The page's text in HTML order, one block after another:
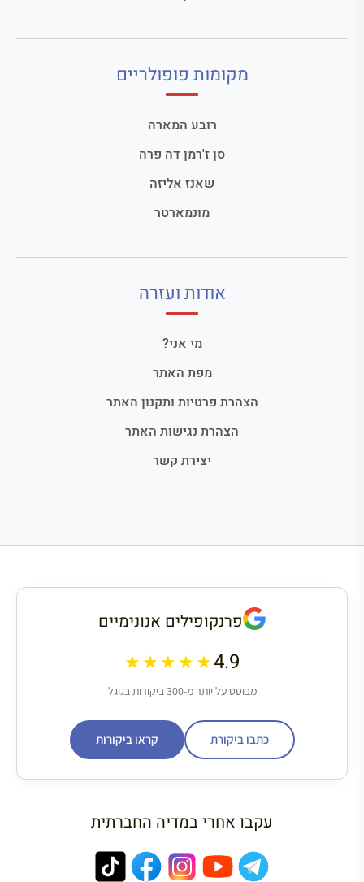
מקומות פופולריים
רובע המארה
סן ז'רמן דה פרה
שאנז אליזה
מונמארטר
אודות ועזרה
מי אני?
מפת האתר
הצהרת פרטיות ותקנון האתר
הצהרת נגישות האתר
יצירת קשר
פרנקופילים אנונימיים
4.9
★★★★★
מבוסס על יותר מ-300 ביקורות בגוגל
כתבו ביקורת קראו ביקורות
עקבו אחרי במדיה החברתית